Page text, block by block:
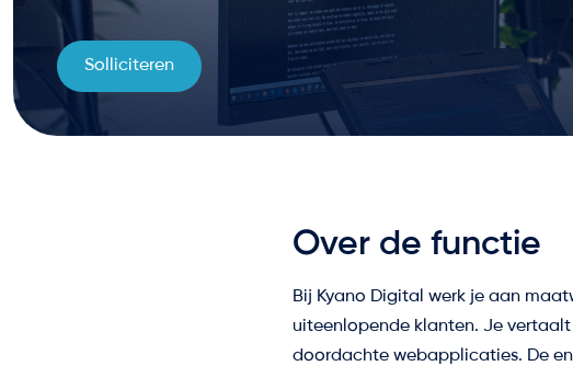
Solliciteren
Over de functie
Bij Kyano Digital werk je aan
uiteenlopende klanten. Je
doordachte webapplicaties. De